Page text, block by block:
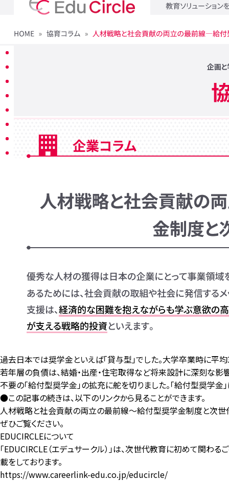
過去日本では奨学金といえば「貸与型」でした。大学卒業時に平
若年層の負債は、結婚・出産・住宅取得など将来設計に深刻な影
不要の「給付型奨学金」の拡充に舵を切りました。「給付型奨学金
●この記事の続きは、以下のリンクから見ることができます。
人材戦略と社会貢献の両立の最前線～給付型奨学金制度と次世
ぜひご覧ください。
EDUCIRCLEについて
「EDUCIRCLE（エデュサークル）」は、次世代教育に初めて関
載をしております。
https://www.careerlink-edu.co.jp/educircle/